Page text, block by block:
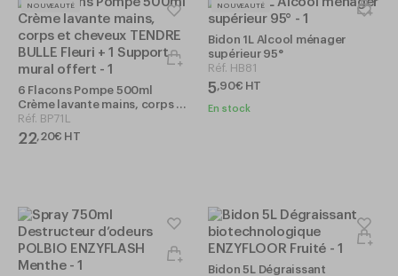
NOUVEAUTÉ
6 Flacons Pompe 500ml
Crème lavante mains, corps et
cheveux TENDRE BULLE Fleuri +
1 Support mural offert
Réf. BP71L
22,20€ HT
NOUVEAUTÉ
Bidon 1L Alcool ménager
supérieur 95°
Réf. HB81
5,90€ HT
En stock
Bidon 5L Dégraissant